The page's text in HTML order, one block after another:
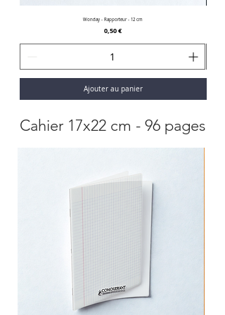
Wonday - Rapporteur - 12 cm
Prix
0,50 €
Ajouter au panier
Cahier 17x22 cm - 96 pages